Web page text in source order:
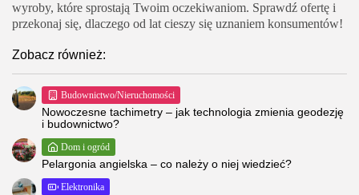
wyroby, które sprostają Twoim oczekiwaniom. Sprawdź ofertę i
przekonaj się, dlaczego od lat cieszy się uznaniem konsumentów!
Zobacz również:
Budownictwo/Nieruchomości
Nowoczesne tachimetry – jak technologia zmienia geodezję
i budownictwo?
Dom i ogród
Pelargonia angielska – co należy o niej wiedzieć?
Elektronika